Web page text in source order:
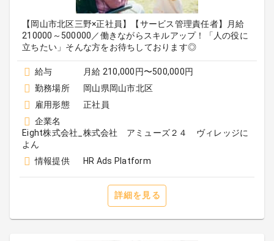
【岡山市北区三野×正社員】【サービス管理責任者】月給
210000～500000／働きながらスキルアップ！「人の役に
立ちたい」そんな方をお待ちしております◎
給与
月給 210,000円〜500,000円
勤務場所
岡山県岡山市北区
雇用形態
正社員
企業名
Eight株式会社_株式会社 アミューズ２４ ヴィレッジに
よん
情報提供
HR Ads Platform
詳細を見る